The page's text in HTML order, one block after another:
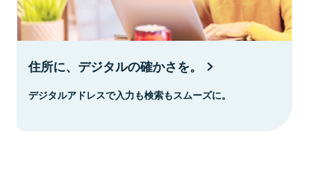
住所に、デジタルの確かさを。
デジタルアドレスで入力も検索もスムーズに。